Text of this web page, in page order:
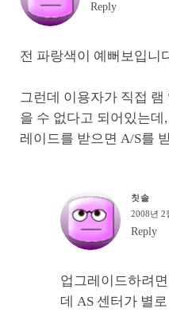
Reply
전 파랑색이 예뻐보입니
그런데 이용자가 직접
을 수 없다고 되어있는데
레이드를 받으면 A/S를
칫솔
2008년 2
Reply
업그레이드하려
데 AS 센터가 별